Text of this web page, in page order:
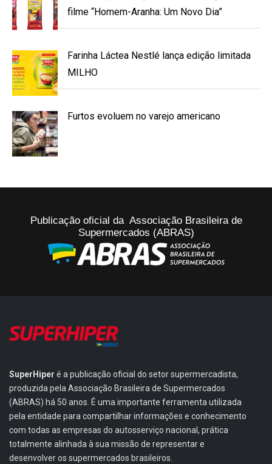
filme “Homem-Aranha: Um Novo Dia”
Farinha Láctea Nestlé lança edição limitada
MILHO
Furtos evoluem no varejo americano
Publicação oficial da Associação Brasileira de
Supermercados (ABRAS)
SuperHiper é a publicação oficial do setor supermercadista,
produzida pela Associação Brasileira de Supermercados
(ABRAS) há 50 anos. É uma importante ferramenta utilizada
pela entidade para compartilhar informações e conhecimento
com todas as empresas do autosserviço nacional, prática
totalmente alinhada à sua missão de representar e
desenvolver os supermercados brasileiros.